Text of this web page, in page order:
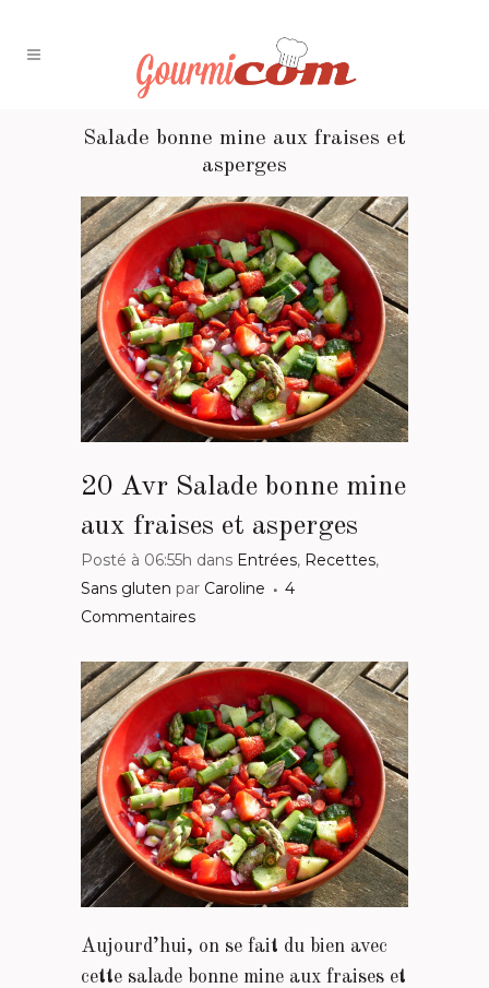
Salade bonne mine aux fraises et
asperges
20 Avr Salade bonne mine
aux fraises et asperges
Posté à 06:55h dans Entrées, Recettes,
Sans gluten par Caroline
4
Commentaires
Aujourd’hui, on se fait du bien avec
cette salade bonne mine aux fraises et